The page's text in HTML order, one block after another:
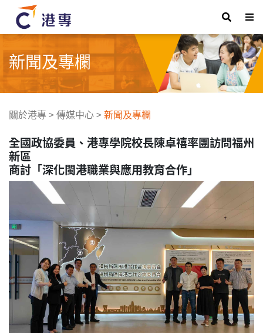
新聞及專欄
關於港專>傳媒中心>新聞及專欄
全國政協委員、港專學院校長陳卓禧率團訪問福州
新區
商討「深化閩港職業與應用教育合作」